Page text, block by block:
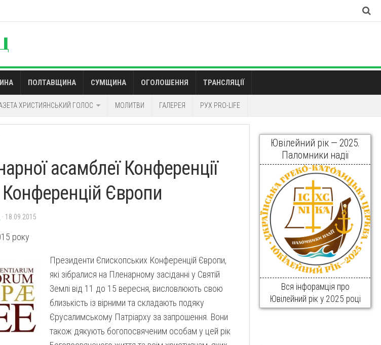
ПОЛТАВЩИНА СУМЩИНА ОГОЛОШЕННЯ ТРАНСЛЯЦІЇ
ХРИСТИЯНСЬКИЙ ГОЛОС МОЛИТВИ ГАЛЕРЕЯ РУХ PRO-LIFE
асамблеї Конференції
Європи
· 18.09.2015
року
Президенти Єпископських Конференцій Європи,
які зібралися на Пленарному засіданні у Святій
Землі від 11 до 15 вересня, висловлюють свою
близькість із вірними та складають подяку
Єрусалимському Патріарху за запрошення. Вони
також дякують богопосвяченим особам у цей рік
Ювілейний рік — 2025.
Паломники надії
Вся інфорамція про
Ювілейний рік у 2025 році